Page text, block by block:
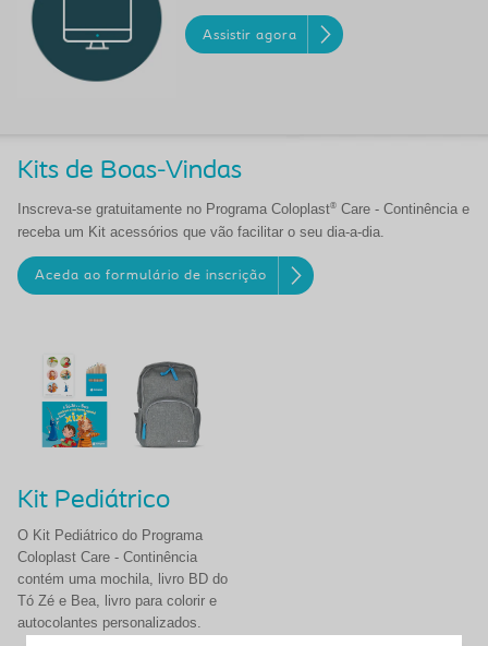
Assistir agora
Kits de Boas-Vindas
Inscreva-se gratuitamente no Programa Coloplast® Care - Continência e
receba um Kit acessórios que vão facilitar o seu dia-a-dia.
Aceda ao formulário de inscrição
Kit Pediátrico
O Kit Pediátrico do Programa
Coloplast Care - Continência
contém uma mochila, livro BD do
Tó Zé e Bea, livro para colorir e
autocolantes personalizados.